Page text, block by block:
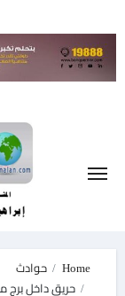
to
content
Home
حوادث
حريق داخل برج